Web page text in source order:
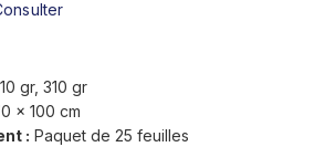
gr, 310 gr
x 100 cm
: Paquet de 25 feuilles